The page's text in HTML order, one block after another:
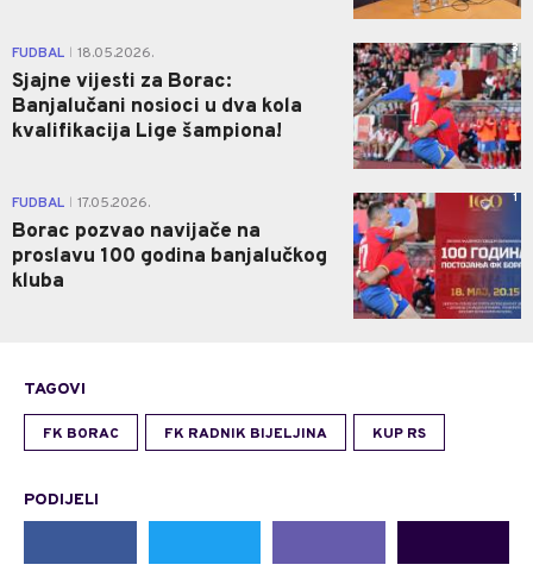
FUDBAL 18.05.2026.
Sjajne vijesti za Borac:
Banjalučani nosioci u dva kola
kvalifikacija Lige šampiona!
3
FUDBAL 17.05.2026.
Borac pozvao navijače na
proslavu 100 godina banjalučkog
kluba
1
TAGOVI
FK BORAC FK RADNIK BIJELJINA KUP RS
PODIJELI